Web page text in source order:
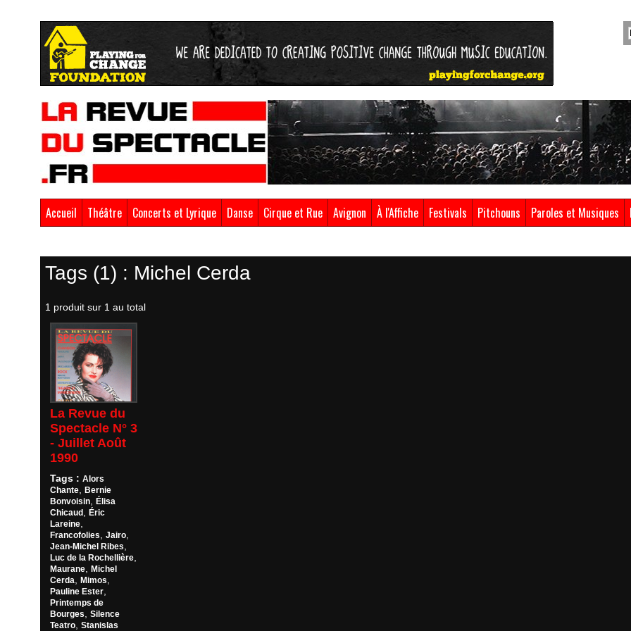
Accueil Théâtre Concerts et Lyrique Danse Cirque et Rue Avignon À l'Affiche Festivals Pitchouns Paroles et Musiques
Tags (1) : Michel Cerda
1 produit sur 1 au total
La Revue du
Spectacle N° 3
- Juillet Août
1990
Tags : Alors
Chante,
Bernie
Bonvoisin,
Élisa
Chicaud,
Éric
Lareine,
Francofolies Jairo,
Jean-Michel Ribes
Luc de la Rochellière,
Maurane,
Michel
Cerda
Mimos
Pauline Ester,
Printemps de
Bourges
Silence
Teatro, Stanislas